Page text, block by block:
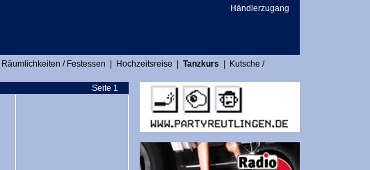
Händlerzugang
Räumlichkeiten / Festessen Hochzeitsreise Tanzkurs
Kutsche /
Seite 1